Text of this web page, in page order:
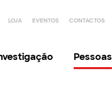
LOJA EVENTOS CONTACTOS
Pessoas